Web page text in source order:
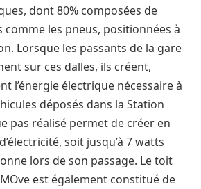
dont 80% composées de
comme les pneus, positionnées à
Lorsque les passants de la gare
sur ces dalles, ils créent,
l’énergie électrique nécessaire à
déposés dans la Station
pas réalisé permet de créer en
soit jusqu’à 7 watts
lors de son passage. Le toit
MOve est également constitué de